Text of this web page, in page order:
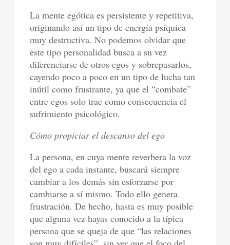
La mente egótica es persistente y repetitiva,
originando así un tipo de energía psíquica
muy destructiva. No podemos olvidar que
este tipo personalidad busca a su vez
diferenciarse de otros egos y sobrepasarlos,
cayendo poco a poco en un tipo de lucha tan
inútil como frustrante, ya que el “combate”
entre egos solo trae como consecuencia el
sufrimiento psicológico.
Cómo propiciar el descanso del ego
La persona, en cuya mente reverbera la voz
del ego a cada instante, buscará siempre
cambiar a los demás sin esforzarse por
cambiarse a sí mismo. Todo ello genera
frustración. De hecho, hasta es muy posible
que alguna vez hayas conocido a la típica
persona que se queja de que “las relaciones